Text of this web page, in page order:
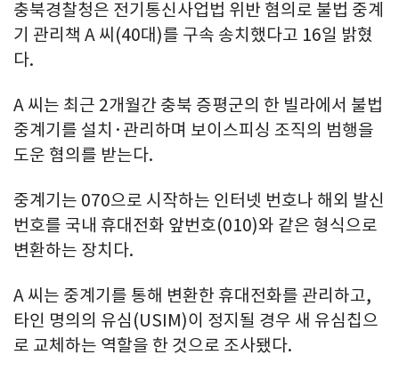
충북경찰청은 전기통신사업법 위반 혐의로 불법 중계
기 관리책 A 씨(40대)를 구속 송치했다고 16일 밝혔
다.
A 씨는 최근 2개월간 충북 증평군의 한 빌라에서 불법
중계기를 설치·관리하며 보이스피싱 조직의 범행을
도운 혐의를 받는다.
중계기는 070으로 시작하는 인터넷 번호나 해외 발신
번호를 국내 휴대전화 앞번호(010)와 같은 형식으로
변환하는 장치다.
A 씨는 중계기를 통해 변환한 휴대전화를 관리하고,
타인 명의의 유심(USIM)이 정지될 경우 새 유심칩으
로 교체하는 역할을 한 것으로 조사됐다.